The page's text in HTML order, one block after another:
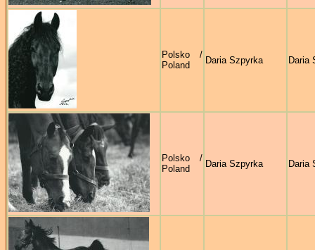
Polsko /
Poland
Daria Szpyrka Daria
Polsko /
Poland
Daria Szpyrka Daria